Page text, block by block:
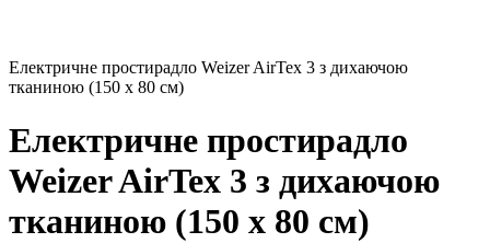
Електричне простирадло Weizer AirTex 3 з дихаючою
тканиною (150 х 80 см)
Електричне простирадло
Weizer AirTex 3 з дихаючою
тканиною (150 х 80 см)